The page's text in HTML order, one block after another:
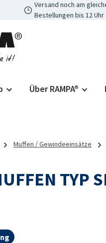
Versand noch am
Bestellungen bis 12 Uhr
Über RAMPA®
Muffen / Gewindeeinsätze
TYP